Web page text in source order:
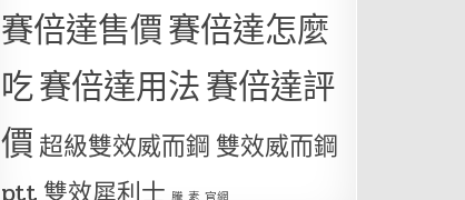
賽倍達售價賽倍達怎麼
吃賽倍達用法賽倍達評
價超級雙效威而鋼 雙效威而鋼